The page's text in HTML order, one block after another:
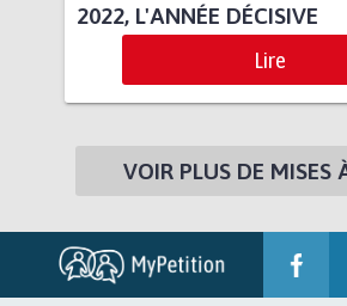
2022, L'ANNÉE DÉCISIVE
Lire
VOIR PLUS DE MISES